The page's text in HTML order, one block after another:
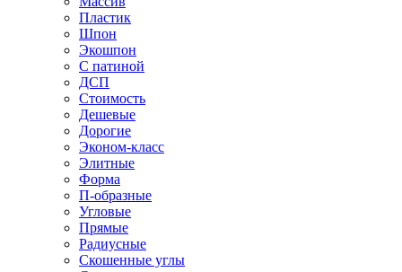
Пластик
Шпон
Экошпон
С патиной
ДСП
Стоимость
Дешевые
Дорогие
Эконом-класс
Элитные
Форма
П-образные
Угловые
Прямые
Радиусные
Скошенные углы